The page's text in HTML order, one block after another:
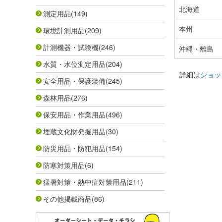
測定用品(149)
環境計測用品(209)
計測機器・試験機(246)
水質・水位測定用品(204)
安全用品・保護装備(245)
森林用品(276)
保安用品・作業用品(496)
埋蔵文化財発掘用品(30)
防災用品・防犯用品(154)
防寒対策用品(6)
猛暑対策・熱中症対策用品(211)
その他掲載商品(86)
北海道
本州
沖縄・離島
詳細はショ